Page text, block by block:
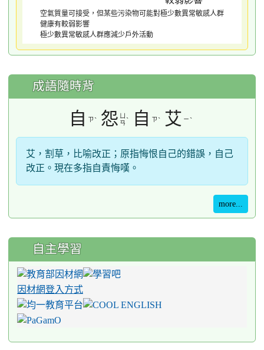
空氣質量可接受，但某些污染物可能對極少數異常敏感人群
健康有較弱影響
極少數異常敏感人群應減少戶外活動
成語隨時背
自 ㄗ ˋ 怨 ㄢ ˋ 自 ㄗ ˋ 艾 ㄧ ˋ
艾，割草，比喻改正；原指悔恨自己的錯誤，自己
改正。現在多指自責悔嘆。
more...
自主學習
因材網登入方式